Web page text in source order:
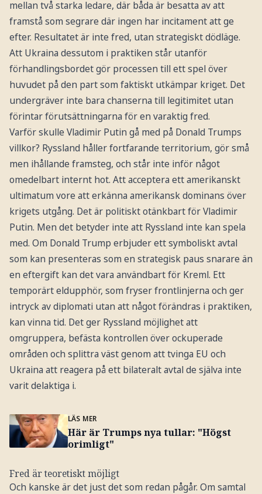
mellan två starka ledare, där båda är besatta av att
framstå som segrare där ingen har incitament att ge
efter. Resultatet är inte fred, utan strategiskt dödläge.
Att Ukraina dessutom i praktiken står utanför
förhandlingsbordet gör processen till ett spel över
huvudet på den part som faktiskt utkämpar kriget. Det
undergräver inte bara chanserna till legitimitet utan
förintar förutsättningarna för en varaktig fred.
Varför skulle Vladimir Putin gå med på Donald Trumps
villkor? Ryssland håller fortfarande territorium, gör små
men ihållande framsteg, och står inte inför något
omedelbart internt hot. Att acceptera ett amerikanskt
ultimatum vore att erkänna amerikansk dominans över
krigets utgång. Det är politiskt otänkbart för Vladimir
Putin. Men det betyder inte att Ryssland inte kan spela
med. Om Donald Trump erbjuder ett symboliskt avtal
som kan presenteras som en strategisk paus snarare än
en eftergift kan det vara användbart för Kreml. Ett
temporärt eldupphör, som fryser frontlinjerna och ger
intryck av diplomati utan att något förändras i praktiken,
kan vinna tid. Det ger Ryssland möjlighet att
omgruppera, befästa kontrollen över ockuperade
områden och splittra väst genom att tvinga EU och
Ukraina att reagera på ett bilateralt avtal de själva inte
varit delaktiga i.
LÄS MER
Här är Trumps nya tullar: "Högst
orimligt"
Fred är teoretiskt möjligt
Och kanske är det just det som redan pågår. Om samtal